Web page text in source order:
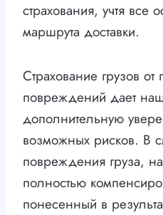
страхования, учтя все
маршрута доставки.
Страхование грузов от
повреждений дает
дополнительную
возможных рисков. В
повреждения груза,
полностью
понесенный в